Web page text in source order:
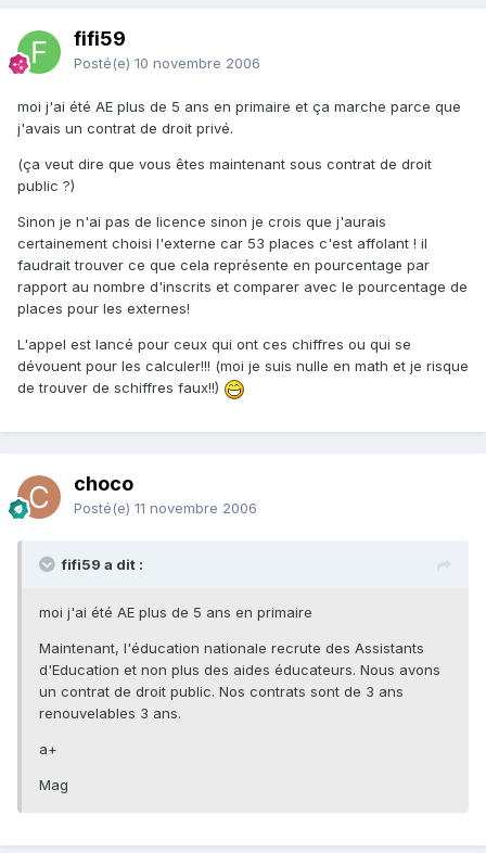
fifi59
Posté(e) 10 novembre 2006
moi j'ai été AE plus de 5 ans en primaire et ça marche parce que
j'avais un contrat de droit privé.
(ça veut dire que vous êtes maintenant sous contrat de droit
public ?)
Sinon je n'ai pas de licence sinon je crois que j'aurais
certainement choisi l'externe car 53 places c'est affolant ! il
faudrait trouver ce que cela représente en pourcentage par
rapport au nombre d'inscrits et comparer avec le pourcentage de
places pour les externes!
L'appel est lancé pour ceux qui ont ces chiffres ou qui se
dévouent pour les calculer!!! (moi je suis nulle en math et je risque
de trouver de schiffres faux!!)
choco
Posté(e) 11 novembre 2006
fifi59 a dit :
moi j'ai été AE plus de 5 ans en primaire
Maintenant, l'éducation nationale recrute des Assistants
d'Education et non plus des aides éducateurs. Nous avons
un contrat de droit public. Nos contrats sont de 3 ans
renouvelables 3 ans.
a+
Mag